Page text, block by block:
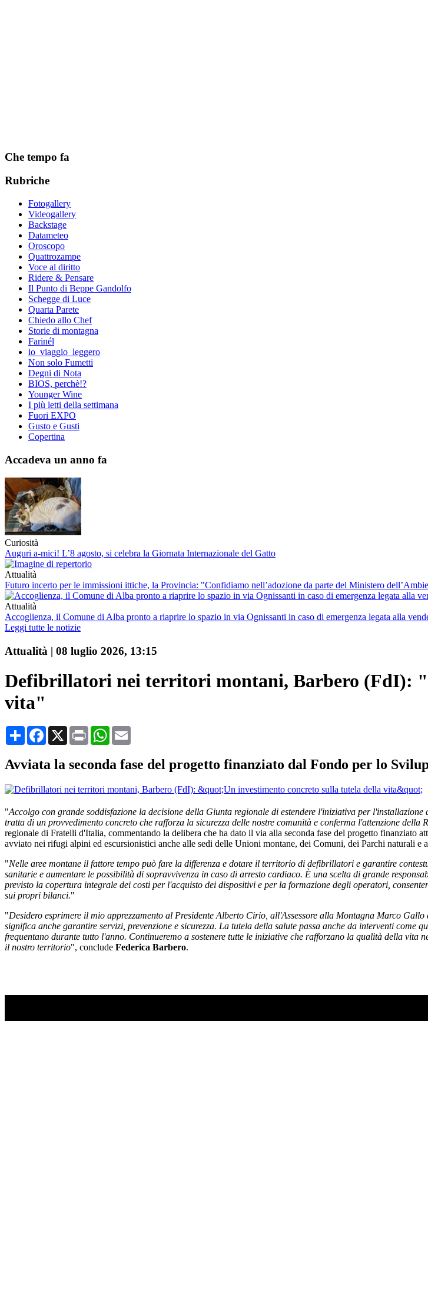
Che tempo fa
Rubriche
Fotogallery
Videogallery
Backstage
Datameteo
Oroscopo
Quattrozampe
Voce al diritto
Ridere & Pensare
Il Punto di Beppe Gandolfo
Schegge di Luce
Quarta Parete
Chiedo allo Chef
Storie di montagna
Farinél
io_viaggio_leggero
Non solo Fumetti
Degni di Nota
BIOS, perchè!?
Younger Wine
I più letti della settimana
Fuori EXPO
Gusto e Gusti
Copertina
Accadeva un anno fa
Curiosità
Auguri a-mici! L’8 agosto, si celebra la Giornata Internazionale del Gatto
Attualità
Futuro incerto per le immissioni ittiche, la Provincia: "Confidiamo nell’adozione da parte del Ministero
Attualità
Accoglienza, il Comune di Alba pronto a riaprire lo spazio in via Ognissanti in caso di emergenza legata alla
Leggi tutte le notizie
Attualità | 08 luglio 2026, 13:15
Defibrillatori nei territori montani, Barbero (FdI):
vita"
CondividiFacebook
X Print WhatsApp
Avviata la seconda fase del progetto finanziato dal Fondo per lo
"Accolgo con grande soddisfazione la decisione della Giunta regionale di estendere l'iniziativa per
tratta di un provvedimento concreto che rafforza la sicurezza delle nostre comunità e conferma l'attenzione della
regionale di Fratelli d'Italia, commentando la delibera che ha dato il via alla seconda fase del progetto
avviato nei rifugi alpini ed escursionistici anche alle sedi delle Unioni montane, dei Comuni, dei Parchi naturali
"Nelle aree montane il fattore tempo può fare la differenza e dotare il territorio di defibrillatori e garantire
sanitarie e aumentare le possibilità di sopravvivenza in caso di arresto cardiaco. È una scelta di grande
previsto la copertura integrale dei costi per l'acquisto dei dispositivi e per la formazione degli operatori,
sui propri bilanci."
"Desidero esprimere il mio apprezzamento al Presidente Alberto Cirio, all'Assessore alla Montagna Marco
significa anche garantire servizi, prevenzione e sicurezza. La tutela della salute passa anche da interventi
frequentano durante tutto l'anno. Continueremo a sostenere tutte le iniziative che rafforzano la qualità della
il nostro territorio", conclude Federica Barbero.